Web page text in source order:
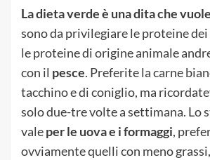
La dieta verde è una dita che
sono da privilegiare le proteine
le proteine di origine animale
con il pesce. Preferite la carne
tacchino e di coniglio, ma
solo due-tre volte a settimana. Lo
valeper le uova e i formaggi,
ovviamente quelli con meno